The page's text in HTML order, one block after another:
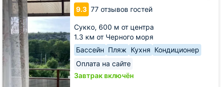
9.3 77 отзывов гостей
Сукко, 600 м от центра
1.3 км от Черного моря
Бассейн Пляж Кухня Кондиционер
Оплата на сайте
Завтрак включён
Джулия